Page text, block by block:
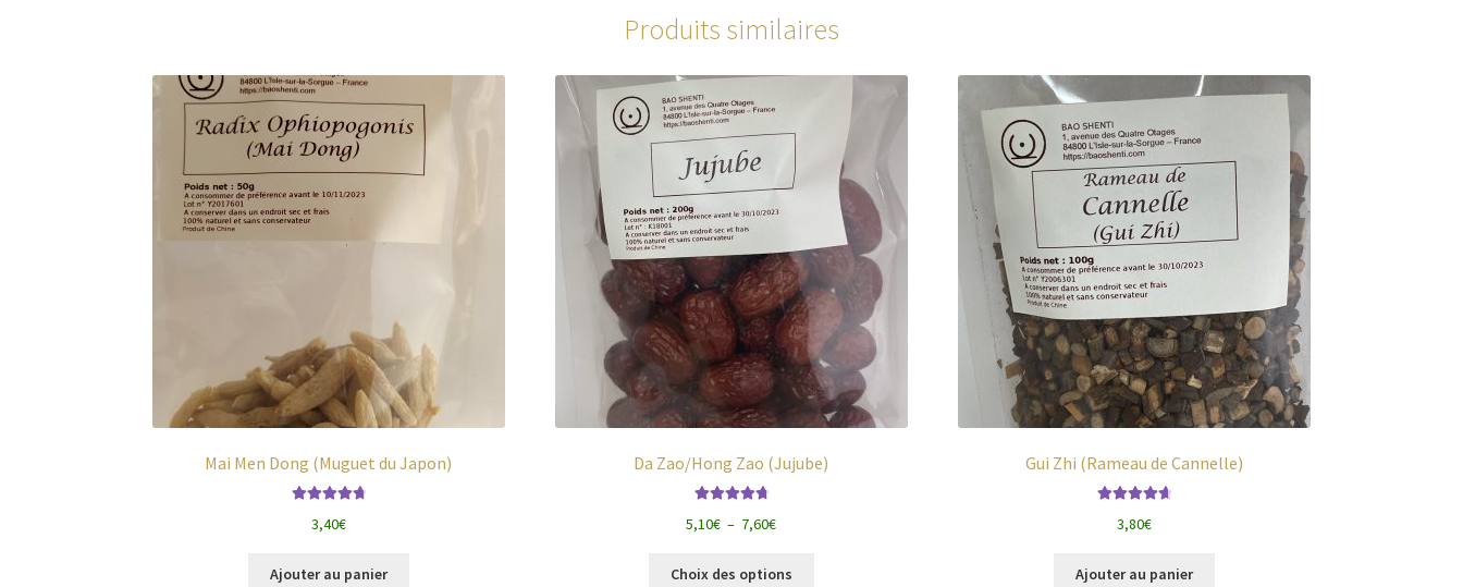
Produits similaires
Mai Men Dong (Muguet du Japon)
5
3,40€
Ajouter au panier
Da Zao/Hong Zao (Jujube)
5,10€ – 7,60€Plage
prix :
Choix des options
Gui Zhi (Rameau de Cannelle)
5
3,80€
Ajouter au panier